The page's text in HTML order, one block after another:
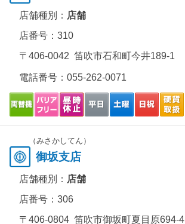
店舗種別： 店舗
店番号：310
〒406-0042 笛吹市石和町今井189-1
電話番号： 055-262-0071
（みさかしてん）
御坂支店
店舗種別： 店舗
店番号：306
〒406-0804 笛吹市御坂町夏目原694-4